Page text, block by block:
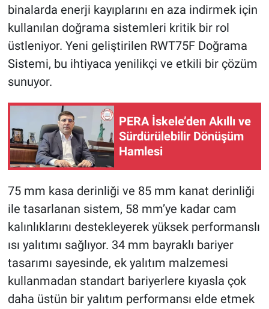
binalarda enerji kayıplarını en aza indirmek için
kullanılan doğrama sistemleri kritik bir rol
üstleniyor. Yeni geliştirilen RWT75F Doğrama
Sistemi, bu ihtiyaca yenilikçi ve etkili bir çözüm
sunuyor.
PERA İskele’den Akıllı ve
Sürdürülebilir Dönüşüm
Hamlesi
75 mm kasa derinliği ve 85 mm kanat derinliği
ile tasarlanan sistem, 58 mm’ye kadar cam
kalınlıklarını destekleyerek yüksek performanslı
ısı yalıtımı sağlıyor. 34 mm bayraklı bariyer
tasarımı sayesinde, ek yalıtım malzemesi
kullanmadan standart bariyerlere kıyasla çok
daha üstün bir yalıtım performansı elde etmek